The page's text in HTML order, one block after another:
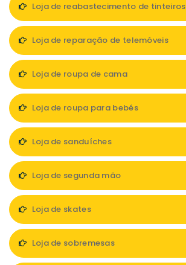
Loja de reabastecimento de tinteiros
Loja de reparação de telemóveis
Loja de roupa de cama
Loja de roupa para bebés
Loja de sanduíches
Loja de segunda mão
Loja de skates
Loja de sobremesas